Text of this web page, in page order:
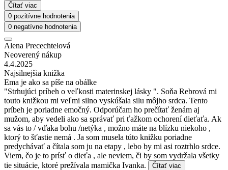
Čítať viac
0 pozitívne hodnotenia
0 negatívne hodnotenia
Alena Precechtelová
Neoverený nákup
4.4.2025
Najsilnejšia knižka
Ema je ako sa píše na obálke
"Strhujúci príbeh o veľkosti materinskej lásky ". Soňa Rebrová mi
touto knižkou mi veľmi silno vyskúšala silu môjho srdca. Tento
príbeh je poriadne emočný. Odporúčam ho prečítať ženám aj
mužom, aby vedeli ako sa správať pri ťažkom ochorení dieťaťa. Ak
sa vás to / vďaka bohu /netýka , možno máte na blízku niekoho ,
ktorý to šťastie nemá . Ja som musela túto knižku poriadne
predychávať a čítala som ju na etapy , lebo by mi asi roztrhlo srdce.
Viem, čo je to prísť o dieťa , ale neviem, či by som vydržala všetky
tie situácie, ktoré prežívala mamička Ivanka.
Čítať viac